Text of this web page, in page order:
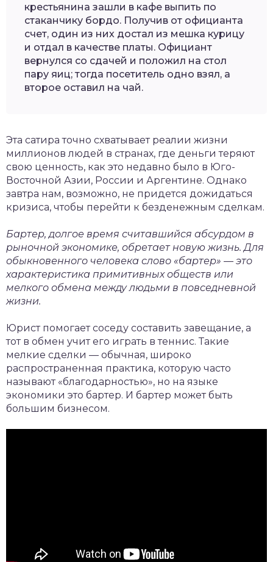
крестьянина зашли в кафе выпить по
стаканчику бордо. Получив от официанта
счет, один из них достал из мешка курицу
и отдал в качестве платы. Официант
вернулся со сдачей и положил на стол
пару яиц; тогда посетитель одно взял, а
второе оставил на чай.
Эта сатира точно схватывает реалии жизни
миллионов людей в странах, где деньги теряют
свою ценность, как это недавно было в Юго-
Восточной Азии, России и Аргентине. Однако
завтра нам, возможно, не придется дожидаться
кризиса, чтобы перейти к безденежным сделкам.
Бартер, долгое время считавшийся абсурдом в
рыночной экономике, обретает новую жизнь. Для
обыкновенного человека слово «бартер» — это
характеристика примитивных обществ или
мелкого обмена между людьми в повседневной
жизни.
Юрист помогает соседу составить завещание, а
тот в обмен учит его играть в теннис. Такие
мелкие сделки — обычная, широко
распространенная практика, которую часто
называют «благодарностью», но на языке
экономики это бартер. И бартер может быть
большим бизнесом.